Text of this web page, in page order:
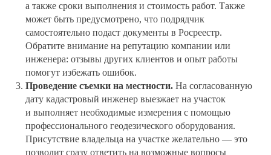
а также сроки выполнения и стоимость работ. Также
может быть предусмотрено, что подрядчик
самостоятельно подаст документы в Росреестр.
Обратите внимание на репутацию компании или
инженера: отзывы других клиентов и опыт работы
помогут избежать ошибок.
Проведение съемки на местности. На согласованную
дату кадастровый инженер выезжает на участок
и выполняет необходимые измерения с помощью
профессионального геодезического оборудования.
Присутствие владельца на участке желательно — это
позволит сразу ответить на возможные вопросы